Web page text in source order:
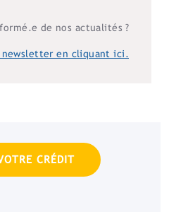
de nos actualités ?
newsletter en cliquant ici.
CRÉDIT